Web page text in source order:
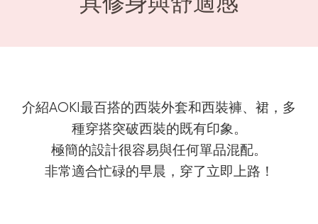
介紹AOKI最百搭的西裝外套和西裝褲、裙，多
種穿搭突破西裝的既有印象。
極簡的設計很容易與任何單品混配。
非常適合忙碌的早晨，穿了立即上路！